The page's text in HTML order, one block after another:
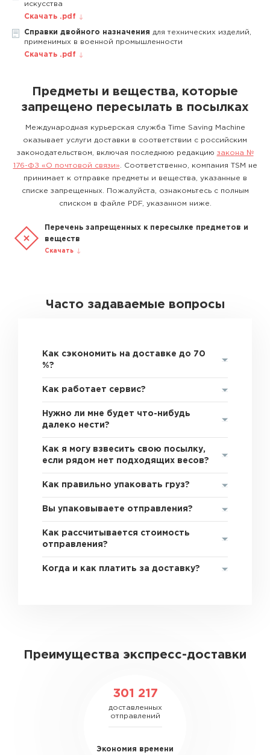
искусства
Скачать .pdf
Справки двойного назначения для технических изделий,
применимых в военной промышленности
Скачать .pdf
Предметы и вещества, которые
запрещено пересылать в посылках
Международная курьерская служба Time Saving Machine
оказывает услуги доставки в соответствии с российским
законодательством, включая последнюю редакцию закона №
176-ФЗ «О почтовой связи» . Соответственно, компания TSM не
принимает к отправке предметы и вещества, указанные в
списке запрещенных. Пожалуйста, ознакомьтесь с полным
списком в файле PDF, указанном ниже.
Перечень запрещенных к пересылке предметов и
веществ
Скачать
Часто задаваемые вопросы
Как сэкономить на доставке до 70
%?
Как работает сервис?
Нужно ли мне будет что-нибудь
далеко нести?
Как я могу взвесить свою посылку,
если рядом нет подходящих весов?
Как правильно упаковать груз?
Вы упаковываете отправления?
Как рассчитывается стоимость
отправления?
Когда и как платить за доставку?
Преимущества экспресс-доставки
301 217
доставленных
отправлений
Экономия времени